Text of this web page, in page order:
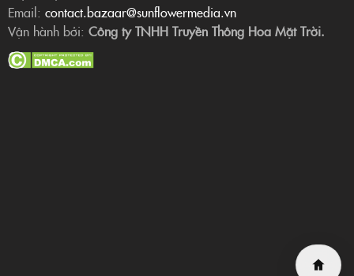
Email: contact.bazaar@sunflowermedia.vn
Vận hành bởi: Công ty TNHH Truyền Thông Hoa Mặt Trời.